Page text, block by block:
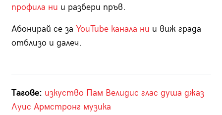
профила ни и разбери пръв.
Абонирай се за YouTube канала ни и виж града
отблизо и далеч.
Тагове: изкуство Пам Велидис глас душа джаз
Луис Армстронг музика